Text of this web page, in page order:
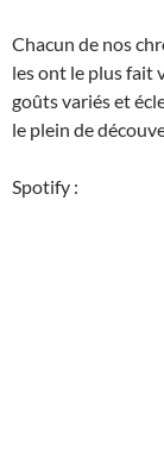
Chacun de nos
les ont le plus fait
goûts variés et
le plein de
Spotify :